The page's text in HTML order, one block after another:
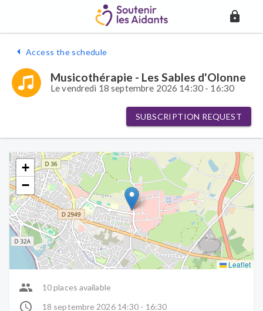
Access the schedule
Musicothérapie - Les Sables d'Olonne
Le vendredi 18 septembre 2026 14:30 - 16:30
SUBSCRIPTION REQUEST
+
−
Leaflet
10 places available
18 septembre 2026 14:30 - 16:30